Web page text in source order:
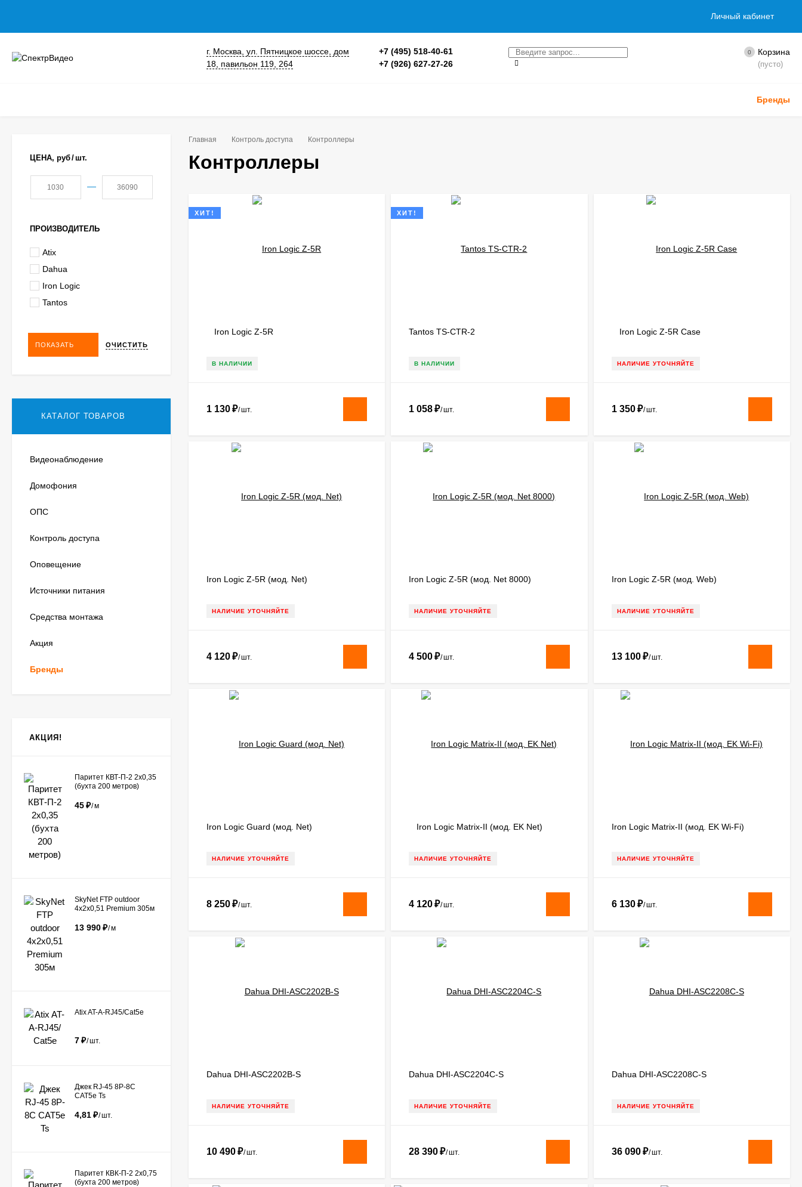
Личный кабинет
г. Москва, ул. Пятницкое шоссе, дом
18, павильон 119, 264
+7 (495) 518-40-61
+7 (926) 627-27-26
0 Корзина
(пусто)
Бренды
Главная Контроль доступа Контроллеры
Контроллеры
ХИТ!
Iron Logic Z-5R
В НАЛИЧИИ
1 130₽/шт.
ХИТ!
Tantos TS-CTR-2
В НАЛИЧИИ
1 058₽/шт.
Iron Logic Z-5R Case
НАЛИЧИЕ УТОЧНЯЙТЕ
1 350 ₽/шт.
Iron Logic Z-5R (мод. Net)
НАЛИЧИЕ УТОЧНЯЙТЕ
4 120₽/шт.
Iron Logic Z-5R (мод. Net 8000)
НАЛИЧИЕ УТОЧНЯЙТЕ
4 500₽/шт.
Iron Logic Z-5R (мод. Web)
НАЛИЧИЕ УТОЧНЯЙТЕ
13 100 ₽/шт.
Iron Logic Guard (мод. Net)
НАЛИЧИЕ УТОЧНЯЙТЕ
8 250₽/шт.
Iron Logic Matrix-II (мод. EK Net)
НАЛИЧИЕ УТОЧНЯЙТЕ
4 120₽/шт.
Iron Logic Matrix-II (мод. EK Wi-Fi)
НАЛИЧИЕ УТОЧНЯЙТЕ
6 130 ₽/шт.
Dahua DHI-ASC2202B-S
НАЛИЧИЕ УТОЧНЯЙТЕ
10 490₽/шт.
Dahua DHI-ASC2204C-S
НАЛИЧИЕ УТОЧНЯЙТЕ
28 390₽/шт.
Dahua DHI-ASC2208C-S
НАЛИЧИЕ УТОЧНЯЙТЕ
36 090 ₽/шт.
ЦЕНА, руб/шт.
—
ПРОИЗВОДИТЕЛЬ
Atix
Dahua
Iron Logic
Tantos
ПОКАЗАТЬ ОЧИСТИТЬ
КАТАЛОГ ТОВАРОВ
Видеонаблюдение
Домофония
ОПС
Контроль доступа
Оповещение
Источники питания
Средства монтажа
Акция
Бренды
АКЦИЯ!
Паритет КВТ-П-2 2х0,35
(бухта 200 метров)
45₽/м
​SkyNet FTP outdoor
4x2x0,51 Premium 305м
13 990₽/м
Atix AT-A-RJ45/Сat5e
7₽/шт.
Джек RJ-45 8P-8C
CAT5e Ts
4,81₽/шт.
Паритет КВК-П-2 2х0,75
(бухта 200 метров)